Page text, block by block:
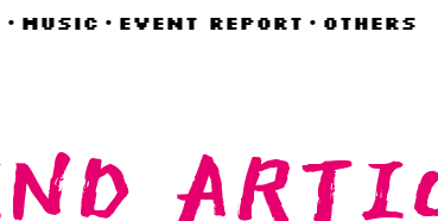
・EVENT REPORT・OTHERS